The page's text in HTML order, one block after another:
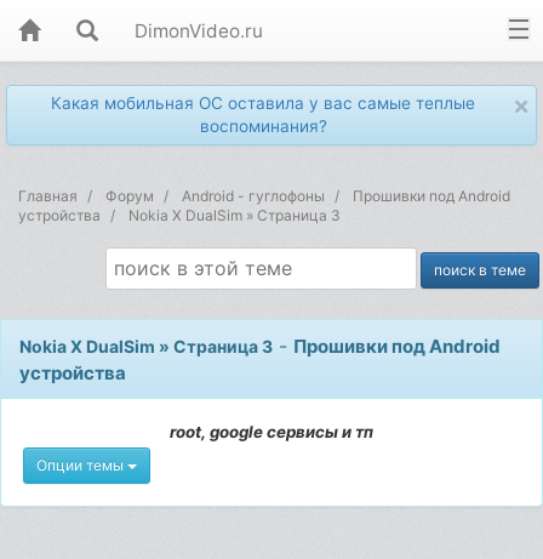
DimonVideo.ru
×
Какая мобильная ОС оставила у вас самые теплые
воспоминания?
Главная Форум Android - гуглофоны
Прошивки под Android
устройства
Nokia X DualSim » Страница 3
Nokia X DualSim » Страница 3 - Прошивки под Android
устройства
root, google сервисы и тп
Опции темы